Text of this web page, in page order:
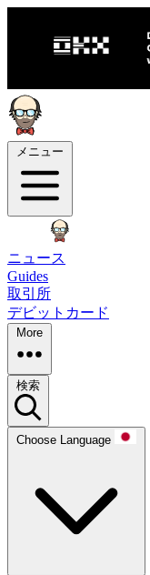
メニュー
ニュース
Guides
取引所
デビットカード
More
検索
Choose Language